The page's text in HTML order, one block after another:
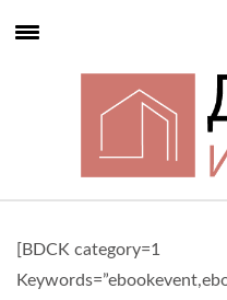
[BDCK category=1